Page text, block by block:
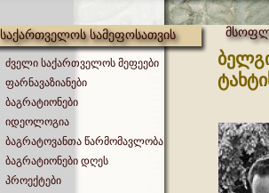
საქართველოს სამეფოსათვის
ძველი საქართველოს მეფეები
ფარნავაზიანები
ბაგრატიონები
იდეოლოგია
ბაგრატოვანთა წარმომავლობა
ბაგრატიონები დღეს
პროექტები